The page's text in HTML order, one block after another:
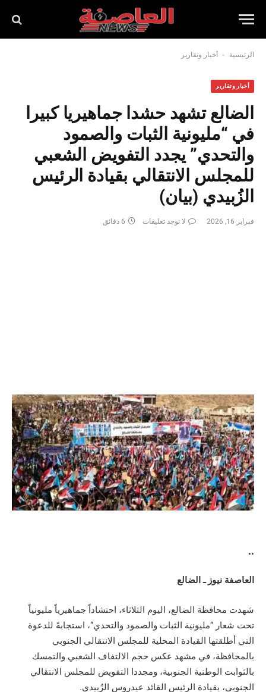
الرئيسية - أخبار وتقارير
أخبار وتقارير
الضالع تشهد حشدا جماهيريا كبيرا
في “مليونية الثبات والصمود
والتحدي” يجدد التفويض الشعبي
للمجلس الانتقالي بقيادة الرئيس
الزُبيدي (بيان)
فبراير 16, 2026 لا توجد تعليقات 6 دقائق
..
العاصفة نيوز ـ الضالع
شهدت محافظة الضالع، اليوم الثلاثاء، احتشاداً جماهيرياً مليونياً
تحت شعار “مليونية الثبات والصمود والتحدي”، استجابةً للدعوة
التي أطلقتها القيادة المحلية للمجلس الانتقالي الجنوبي
بالمحافظة، في مشهد عكس حجم الالتفاف الشعبي والتمسك
بالثوابت الوطنية الجنوبية، ومجددا التفويض للمجلس الانتقالي
الجنوبي، بقيادة الرئيس القائد عيدروس الزُبيدي.